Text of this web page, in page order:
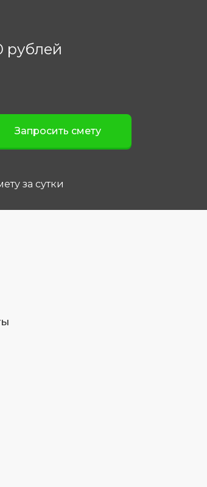
рублей
за сутки